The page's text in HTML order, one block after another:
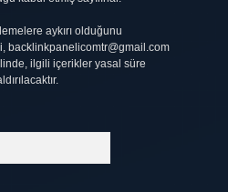
aykırı olduğunu
backlinkpanelicomtr@gmail.com
ilgili içerikler yasal süre